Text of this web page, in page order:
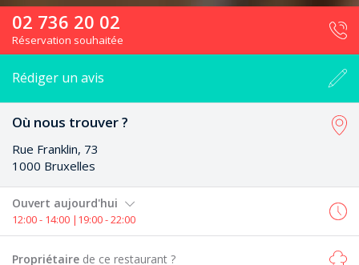
02 736 20 02
Réservation souhaitée
Rédiger un avis
Où nous trouver ?
Rue Franklin, 73
1000 Bruxelles
Ouvert aujourd'hui
12:00 - 14:00 |19:00 - 22:00
Propriétaire de ce restaurant ?